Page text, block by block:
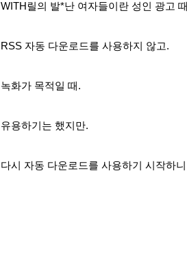
WITH릴의 발*난 여자들이란 성인 광고
RSS 자동 다운로드를 사용하지 않고.
녹화가 목적일 때.
유용하기는 했지만.
다시 자동 다운로드를 사용하기 시작하